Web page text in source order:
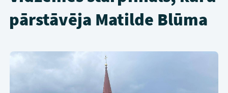
pārstāvēja Matilde Blūma